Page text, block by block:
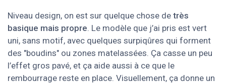
Niveau design, on est sur quelque chose de très
basique mais propre. Le modèle que j’ai pris est vert
uni, sans motif, avec quelques surpiqûres qui forment
des "boudins" ou zones matelassées. Ça casse un peu
l’effet gros pavé, et ça aide aussi à ce que le
rembourrage reste en place. Visuellement, ça donne un